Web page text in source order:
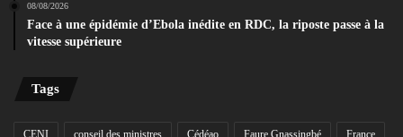
08/08/2026
Face à une épidémie d’Ebola inédite en RDC, la riposte passe à la
vitesse supérieure
Tags